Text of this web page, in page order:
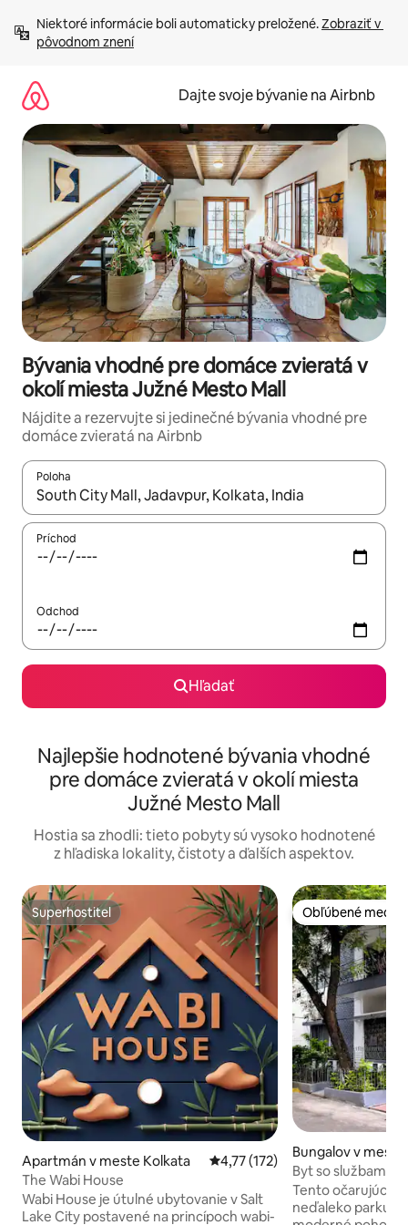
obsah.
Niektoré informácie boli automaticky preložené. Zobraziť v
pôvodnom znení
Dajte svoje bývanie na Airbnb
Bývania vhodné pre domáce zvieratá v
okolí miesta Južné Mesto Mall
Nájdite a rezervujte si jedinečné bývania vhodné pre
domáce zvieratá na Airbnb
Poloha
Keď budú výsledky k dispozícii, môžete si ich prechádzať
Príchod
Odchod
Hľadať
Najlepšie hodnotené bývania vhodné
pre domáce zvieratá v okolí miesta
Južné Mesto Mall
Hostia sa zhodli: tieto pobyty sú vysoko hodnotené
z hľadiska lokality, čistoty a ďalších aspektov.
Superhostiteľ
Superhostiteľ
Apartmán v meste Kolkata Priemerné ohodnotenie 4,77 z
4,77 (172)
The Wabi House
Wabi House je útulné ubytovanie v Salt
Lake City postavené na princípoch wabi-
Obľúbené medzi
Obľúbené medzi
Bungalov v meste
Byt so službami v
Tento očarujúci
neďaleko parku